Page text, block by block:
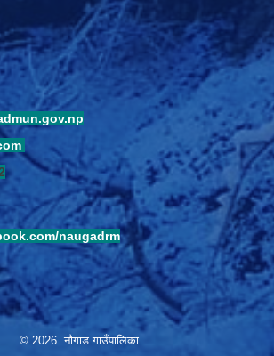
naugadrm
© 2026 नौगाड गाउँपालिका